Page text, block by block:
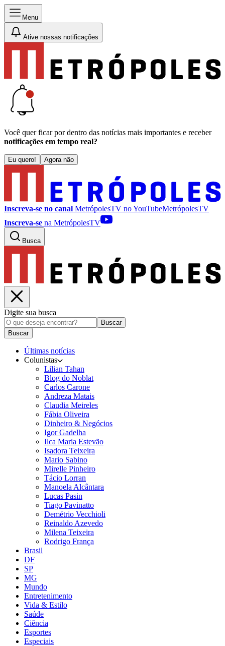
Menu
Ative nossas notificações
Você quer ficar por dentro das notícias mais importantes e receber
notificações em tempo real?
Eu quero! Agora não
Inscreva-se no canal MetrópolesTV noYouTubeMetrópolesTV
Inscreva-se na MetrópolesTV
Busca
Digite sua busca
Buscar
Buscar
Últimas notícias
Colunistas
Lilian Tahan
Blog do Noblat
Carlos Carone
Andreza Matais
Claudia Meireles
Fábia Oliveira
Dinheiro & Negócios
Igor Gadelha
Ilca Maria Estevão
Isadora Teixeira
Mario Sabino
Mirelle Pinheiro
Tácio Lorran
Manoela Alcântara
Lucas Pasin
Tiago Pavinatto
Demétrio Vecchioli
Reinaldo Azevedo
Milena Teixeira
Rodrigo França
Brasil
DF
SP
MG
Mundo
Entretenimento
Vida & Estilo
Saúde
Ciência
Esportes
Especiais